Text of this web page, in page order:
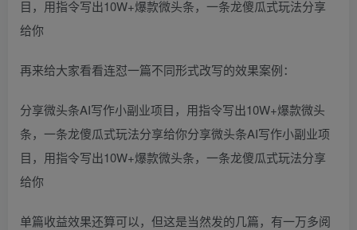
目，用指令写出10W+爆款微头条，一条龙傻瓜式玩法分享
给你
再来给大家看看连怼一篇不同形式改写的效果案例：
分享微头条AI写作小副业项目，用指令写出10W+爆款微头
条，一条龙傻瓜式玩法分享给你分享微头条AI写作小副业项
目，用指令写出10W+爆款微头条，一条龙傻瓜式玩法分享
给你
单篇收益效果还算可以，但这是当然发的几篇，有一万多阅